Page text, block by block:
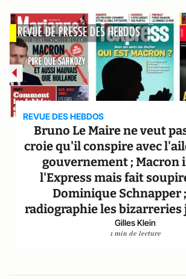
REVUE DES HEBDOS
Bruno Le Maire ne veut
croie qu'il conspire avec
gouvernement ; Macron
l'Express mais fait
Dominique Schnapper
radiographie les bizarreries
Gilles Klein
1 min de lecture